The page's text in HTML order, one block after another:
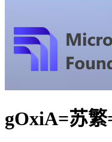
gOxiA=苏繁